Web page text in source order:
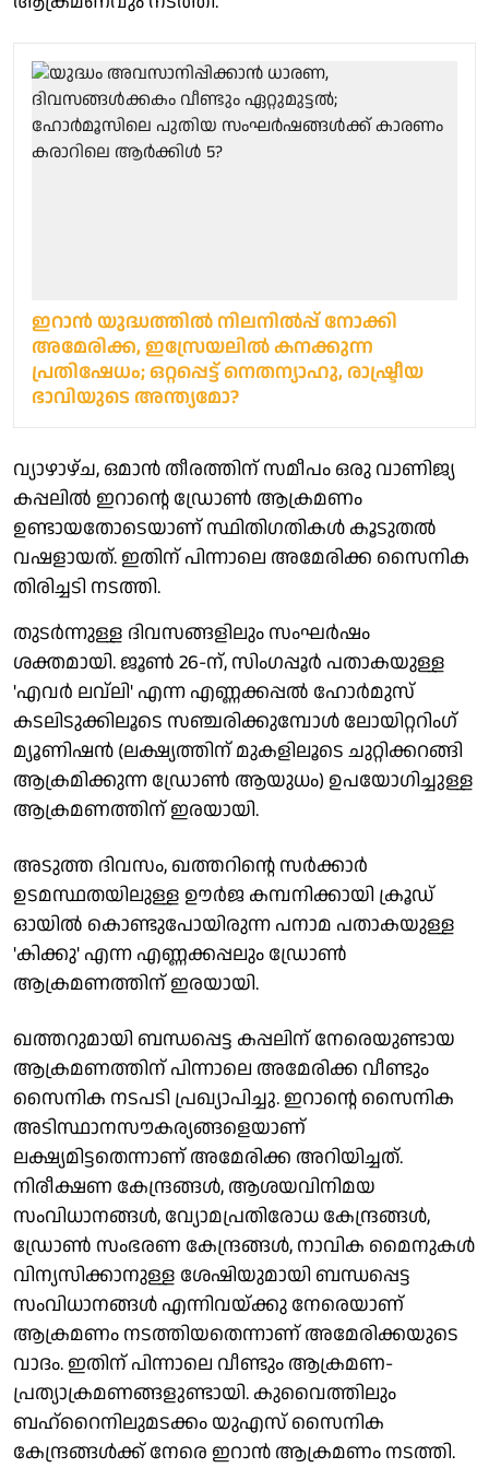
ഇറാൻ യുദ്ധത്തിൽ നിലനിൽപ്പ് നോക്കി
അമേരിക്ക, ഇസ്രേയലിൽ കനക്കുന്ന
പ്രതിഷേധം; ഒറ്റപ്പെട്ട് നെതന്യാഹു, രാഷ്ട്രീയ
ഭാവിയുടെ അന്ത്യമോ?
വ്യാഴാഴ്ച, ഒമാൻ തീരത്തിന് സമീപം ഒരു വാണിജ്യ
കപ്പലിൽ ഇറാന്റെ ഡ്രോൺ ആക്രമണം
ഉണ്ടായതോടെയാണ് സ്ഥിതിഗതികൾ കൂടുതൽ
വഷളായത്. ഇതിന് പിന്നാലെ അമേരിക്ക സൈനിക
തിരിച്ചടി നടത്തി.
തുടർന്നുള്ള ദിവസങ്ങളിലും സംഘർഷം
ശക്തമായി. ജൂൺ 26-ന്, സിംഗപ്പൂർ പതാകയുള്ള
'എവർ ലവ്ലി' എന്ന എണ്ണക്കപ്പൽ ഹോർമുസ്
കടലിടുക്കിലൂടെ സഞ്ചരിക്കുമ്പോൾ ലോയിറ്ററിംഗ്
മ്യൂണിഷൻ (ലക്ഷ്യത്തിന് മുകളിലൂടെ ചുറ്റിക്കറങ്ങി
ആക്രമിക്കുന്ന ഡ്രോൺ ആയുധം) ഉപയോഗിച്ചുള്ള
ആക്രമണത്തിന് ഇരയായി.
അടുത്ത ദിവസം, ഖത്തറിന്റെ സർക്കാർ
ഉടമസ്ഥതയിലുള്ള ഊർജ കമ്പനിക്കായി ക്രൂഡ്
ഓയിൽ കൊണ്ടുപോയിരുന്ന പനാമ പതാകയുള്ള
'കിക്കു' എന്ന എണ്ണക്കപ്പലും ഡ്രോൺ
ആക്രമണത്തിന് ഇരയായി.
ഖത്തറുമായി ബന്ധപ്പെട്ട കപ്പലിന് നേരെയുണ്ടായ
ആക്രമണത്തിന് പിന്നാലെ അമേരിക്ക വീണ്ടും
സൈനിക നടപടി പ്രഖ്യാപിച്ചു. ഇറാന്റെ സൈനിക
അടിസ്ഥാനസൗകര്യങ്ങളെയാണ്
ലക്ഷ്യമിട്ടതെന്നാണ് അമേരിക്ക അറിയിച്ചത്.
നിരീക്ഷണ കേന്ദ്രങ്ങൾ, ആശയവിനിമയ
സംവിധാനങ്ങൾ, വ്യോമപ്രതിരോധ കേന്ദ്രങ്ങൾ,
ഡ്രോൺ സംഭരണ കേന്ദ്രങ്ങൾ, നാവിക മൈനുകൾ
വിന്യസിക്കാനുള്ള ശേഷിയുമായി ബന്ധപ്പെട്ട
സംവിധാനങ്ങൾ എന്നിവയ്ക്കു നേരെയാണ്
ആക്രമണം നടത്തിയതെന്നാണ് അമേരിക്കയുടെ
വാദം. ഇതിന് പിന്നാലെ വീണ്ടും ആക്രമണ-
പ്രത്യാക്രമണങ്ങളുണ്ടായി. കുവൈത്തിലും
ബഹ്റൈനിലുമടക്കം യുഎസ് സൈനിക
കേന്ദ്രങ്ങൾക്ക് നേരെ ഇറാൻ ആക്രമണം നടത്തി.